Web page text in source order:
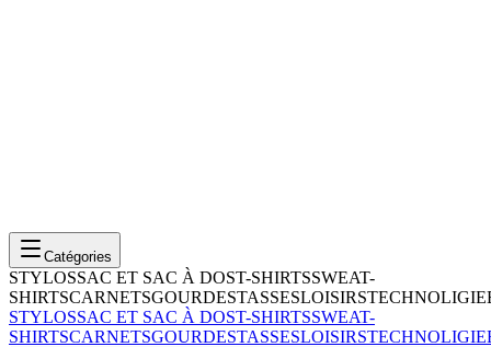
Catégories
STYLOSSAC ET SAC À DOST-SHIRTSSWEAT-
SHIRTSCARNETSGOURDESTASSESLOISIRSTECHNOLIGIE
STYLOSSAC ET SAC À DOST-SHIRTSSWEAT-
SHIRTSCARNETSGOURDESTASSESLOISIRSTECHNOLIGIE